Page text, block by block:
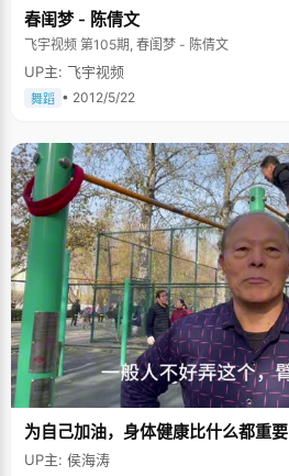
春闺梦 - 陈倩文
飞宇视频 第105期, 春闺梦 - 陈倩文
UP主: 飞宇视频
舞蹈 • 2012/5/22
为自己加油，身体健康比什么都重要
UP主: 侯海涛